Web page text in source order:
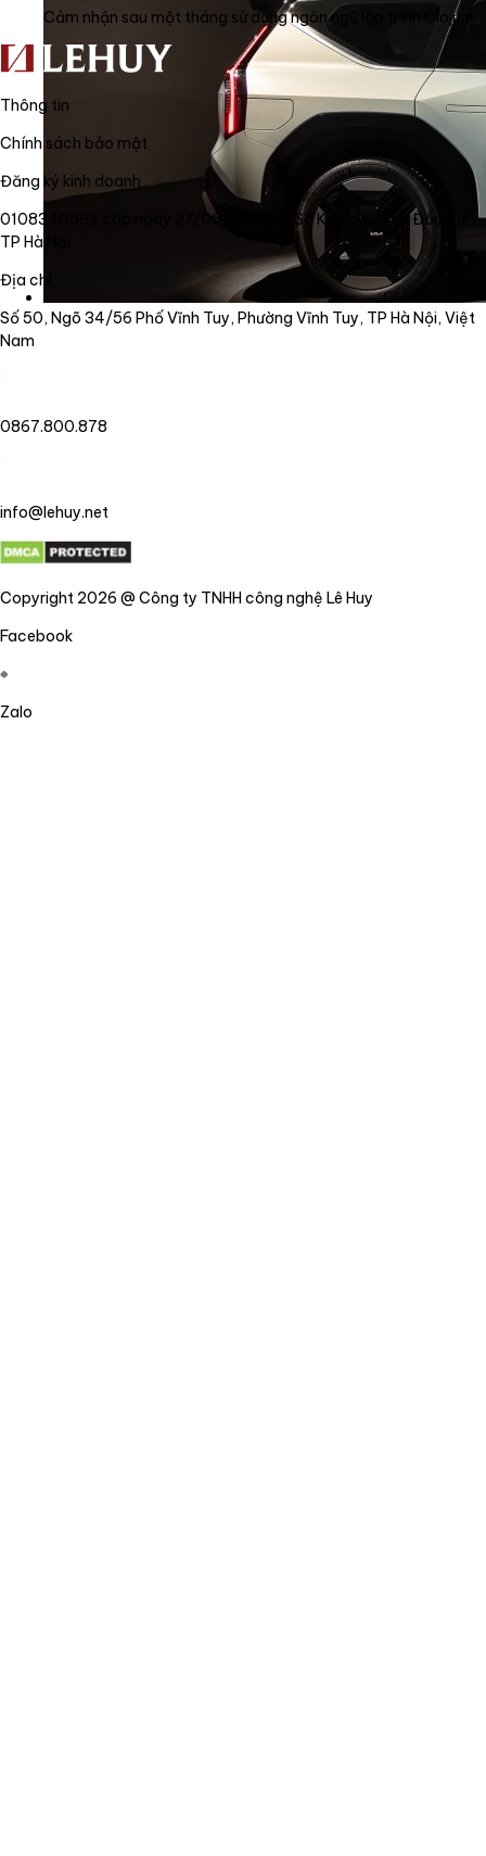
Cảm nhận sau một tháng sử dụng ngôn ngữ lập trình Clojure
Thông tin
Chính sách bảo mật
Đăng ký kinh doanh
0108340562 cấp ngày 27/06/2018 bởi Sở Kế Hoạch và Đầu Tư
TP Hà Nội
Địa chỉ
Số 50, Ngõ 34/56 Phố Vĩnh Tuy, Phường Vĩnh Tuy, TP Hà Nội, Việt
Nam
0867.800.878
info@lehuy.net
Copyright 2026 @ Công ty TNHH công nghệ Lê Huy
Facebook
Zalo